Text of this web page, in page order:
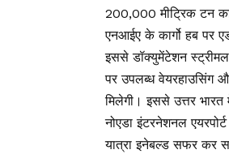
200,000 मीट्रिक टन
एनआईए के कार्गो हब पर
इससे डॉक्युमेंटेशन
पर उपलब्ध वेयरहाउसिंग
मिलेगी। इससे उत्तर
नोएडा इंटरनेशनल
यात्रा इनेबल्ड सफर कर